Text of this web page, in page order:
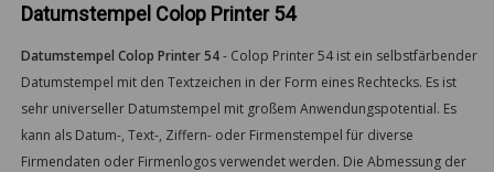
Datumstempel Colop Printer 54
Datumstempel Colop Printer 54- Colop Printer 54 ist ein selbstfärbender
Datumstempel mit den Textzeichen in der Form eines Rechtecks. Es ist
sehr universeller Datumstempel mit großem Anwendungspotential. Es
kann als Datum-, Text-, Ziffern- oder Firmenstempel für diverse
Firmendaten oder Firmenlogos verwendet werden. Die Abmessung der